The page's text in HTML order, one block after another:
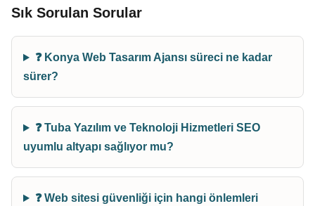
Sık Sorulan Sorular
❓ Konya Web Tasarım Ajansı süreci ne kadar
sürer?
❓ Tuba Yazılım ve Teknoloji Hizmetleri SEO
uyumlu altyapı sağlıyor mu?
❓ Web sitesi güvenliği için hangi önlemleri